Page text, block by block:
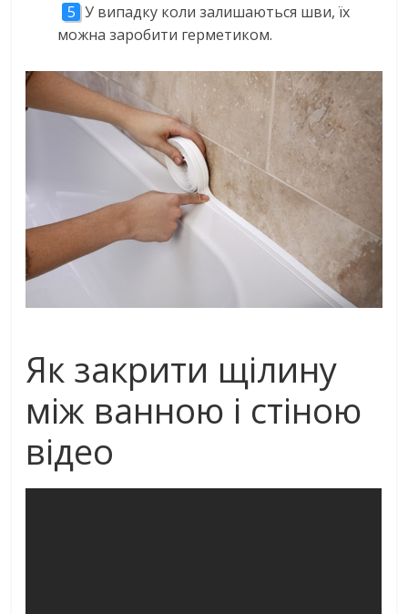
У випадку коли залишаються шви, їх
можна заробити герметиком.
Як закрити щілину
між ванною і стіною
відео